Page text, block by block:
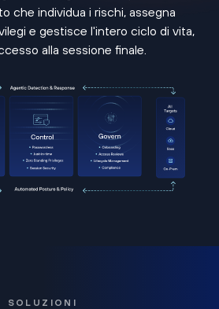
che individua i rischi, assegna
e gestisce l'intero ciclo di vita,
alla sessione finale.
SOLUZIONI